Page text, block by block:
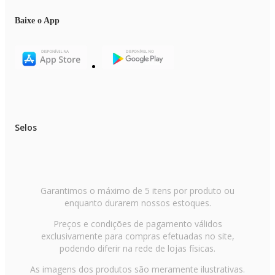
Baixe o App
Selos
Garantimos o máximo de 5 itens por produto ou
enquanto durarem nossos estoques.
Preços e condições de pagamento válidos
exclusivamente para compras efetuadas no site,
podendo diferir na rede de lojas físicas.
As imagens dos produtos são meramente ilustrativas.